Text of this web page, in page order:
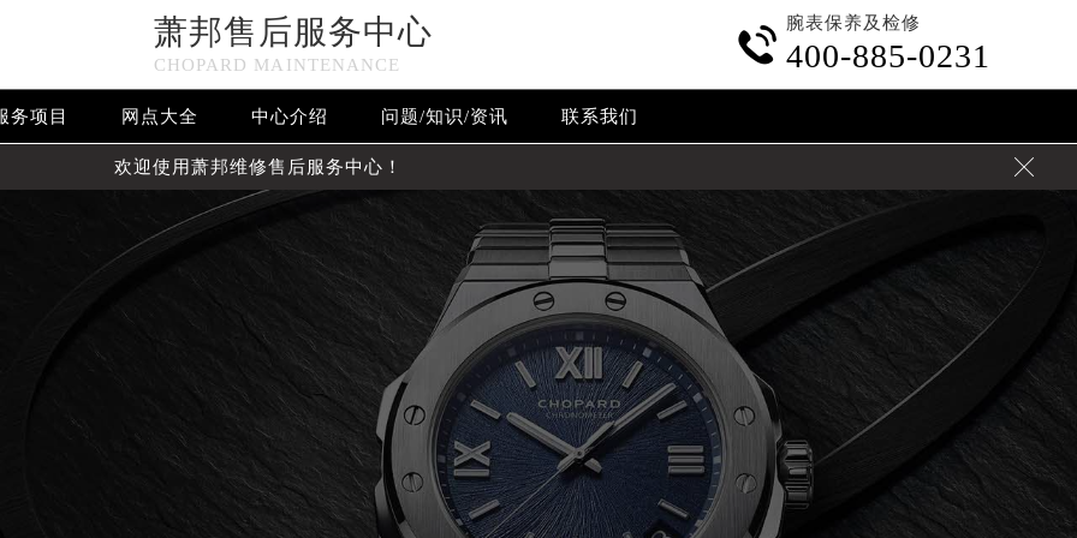
萧邦售后服务中心
CHOPARD MAINTENANCE

腕表保养及检修
400-885-0231
务项目 网点大全 中心介绍 问题/知识/资讯 联系我们
欢迎使用萧邦维修售后服务中心！ 